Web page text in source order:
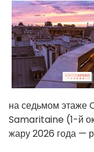
на седьмом
Samaritaine (1-й
жару 2026 года —